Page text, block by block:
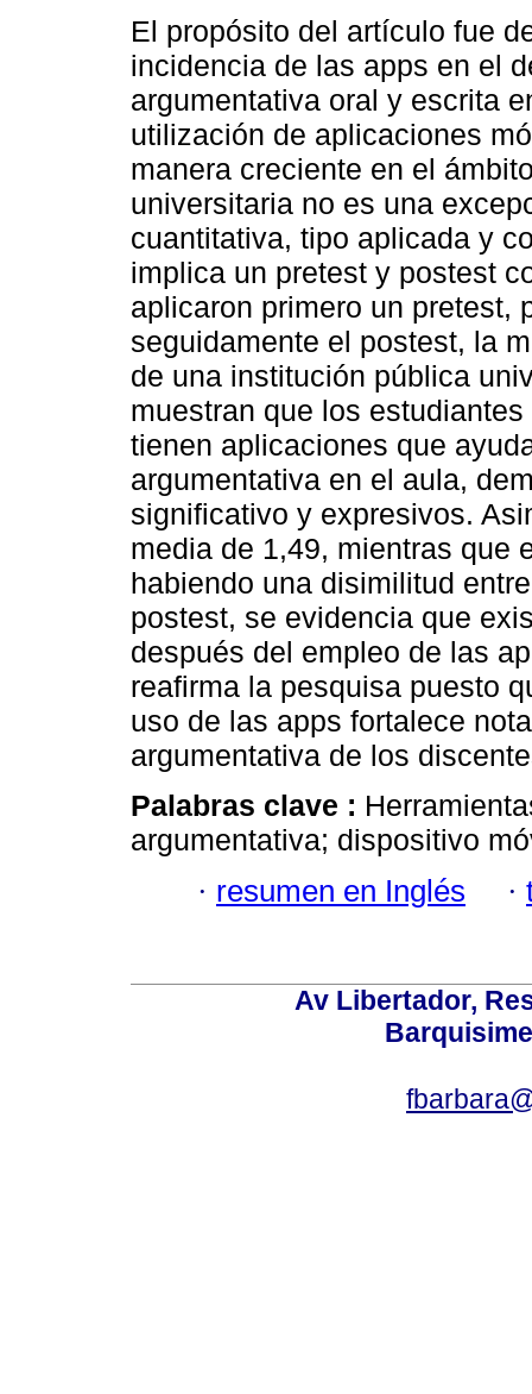
El propósito del artículo fue
incidencia de las apps en el
argumentativa oral y escrita
utilización de aplicaciones
manera creciente en el
universitaria no es una
cuantitativa, tipo aplicada y
implica un pretest y postest
aplicaron primero un pretest,
seguidamente el postest, la
de una institución pública
muestran que los
tienen aplicaciones que
argumentativa en el aula,
significativo y expresivos.
media de 1,49, mientras que
habiendo una disimilitud
postest, se evidencia que
después del empleo de las
reafirma la pesquisa puesto
uso de las apps fortalece
argumentativa de los
Palabras clave :
argumentativa; dispositivo
· resumen en Inglés ·
Av Libertador,